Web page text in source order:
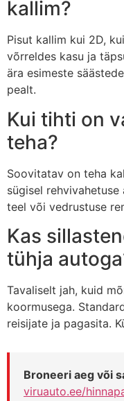
kallim?
Pisut kallim kui 2D,
võrreldes kasu ja
ära esimeste
pealt.
Kui tihti on
teha?
Soovitatav on teha
sügisel
teel või vedrustuse
Kas
tühja
Tavaliselt jah, kuid
koormusega.
reisijate ja pagasita.
Broneeri aeg või
viruauto.ee/